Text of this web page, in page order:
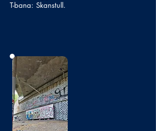
T-bana: Skanstull.
Bild
saknas